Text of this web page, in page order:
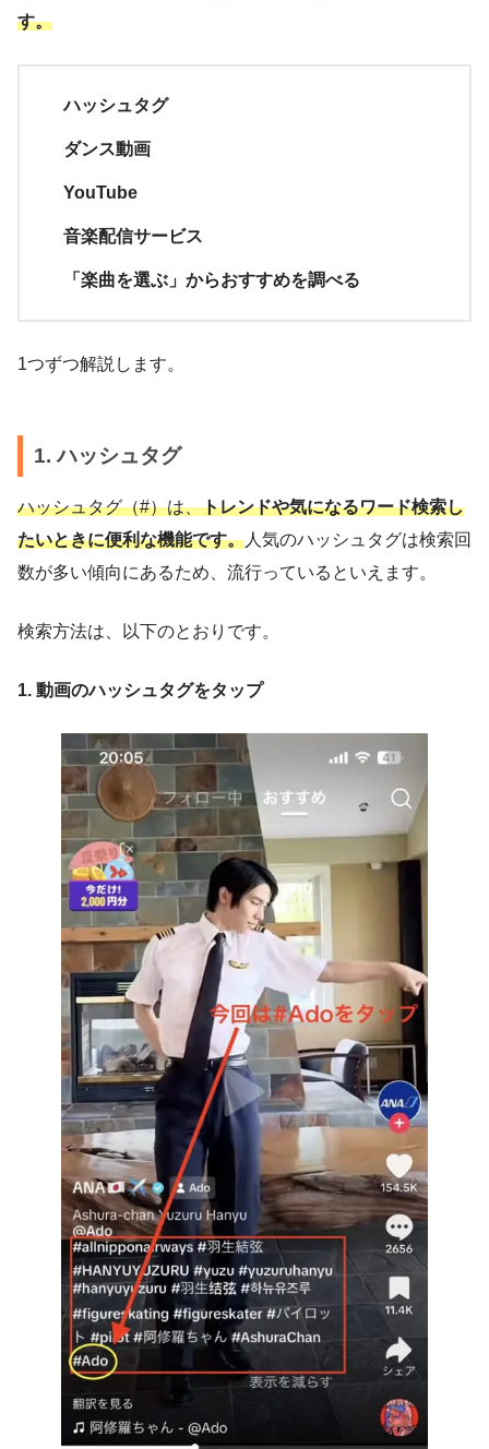
す。
ハッシュタグ
ダンス動画
YouTube
音楽配信サービス
「楽曲を選ぶ」からおすすめを調べる
1つずつ解説します。
1. ハッシュタグ
ハッシュタグ（#）は、トレンドや気になるワード検索し
たいときに便利な機能です。人気のハッシュタグは検索回
数が多い傾向にあるため、流行っているといえます。
検索方法は、以下のとおりです。
1. 動画のハッシュタグをタップ